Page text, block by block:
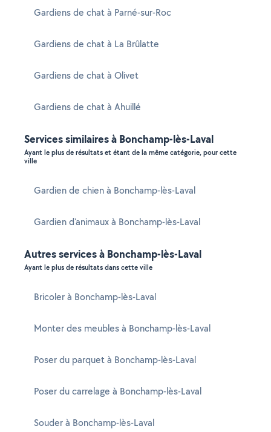
Gardiens de chat à Parné-sur-Roc
Gardiens de chat à La Brûlatte
Gardiens de chat à Olivet
Gardiens de chat à Ahuillé
Services similaires à Bonchamp-lès-Laval
Ayant le plus de résultats et étant de la même catégorie, pour cette
ville
Gardien de chien à Bonchamp-lès-Laval
Gardien d'animaux à Bonchamp-lès-Laval
Autres services à Bonchamp-lès-Laval
Ayant le plus de résultats dans cette ville
Bricoler à Bonchamp-lès-Laval
Monter des meubles à Bonchamp-lès-Laval
Poser du parquet à Bonchamp-lès-Laval
Poser du carrelage à Bonchamp-lès-Laval
Souder à Bonchamp-lès-Laval